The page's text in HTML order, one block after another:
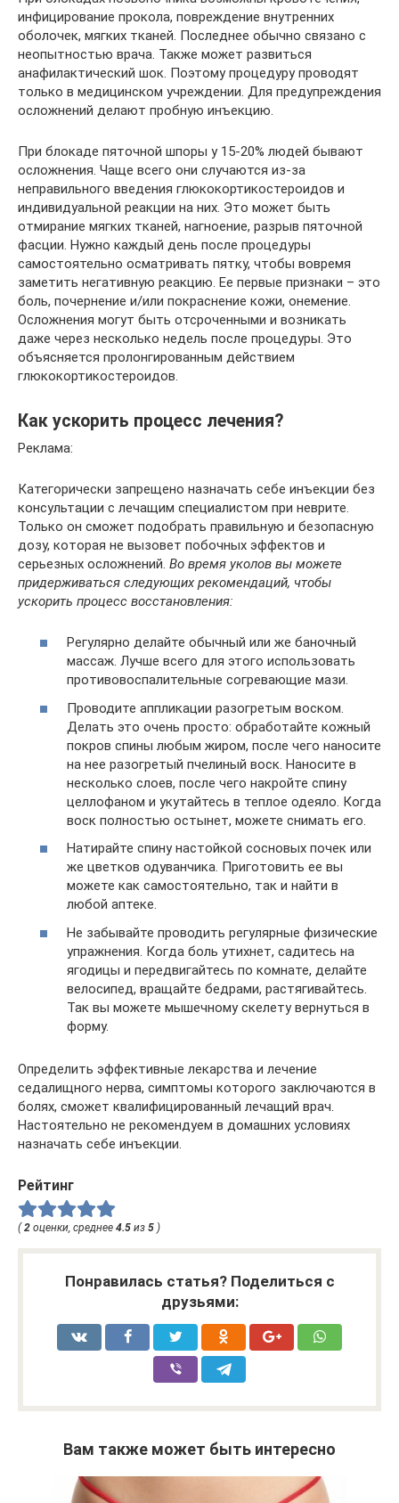
инфицирование прокола, повреждение внутренних
оболочек, мягких тканей. Последнее обычно связано с
неопытностью врача. Также может развиться
анафилактический шок. Поэтому процедуру проводят
только в медицинском учреждении. Для предупреждения
осложнений делают пробную инъекцию.
При блокаде пяточной шпоры у 15-20% людей бывают
осложнения. Чаще всего они случаются из-за
неправильного введения глюкокортикостероидов и
индивидуальной реакции на них. Это может быть
отмирание мягких тканей, нагноение, разрыв пяточной
фасции. Нужно каждый день после процедуры
самостоятельно осматривать пятку, чтобы вовремя
заметить негативную реакцию. Ее первые признаки – это
боль, почернение и/или покраснение кожи, онемение.
Осложнения могут быть отсроченными и возникать
даже через несколько недель после процедуры. Это
объясняется пролонгированным действием
глюкокортикостероидов.
Как ускорить процесс лечения?
Реклама:
Категорически запрещено назначать себе инъекции без
консультации с лечащим специалистом при неврите.
Только он сможет подобрать правильную и безопасную
дозу, которая не вызовет побочных эффектов и
серьезных осложнений. Во время уколов вы можете
придерживаться следующих рекомендаций, чтобы
ускорить процесс восстановления:
Регулярно делайте обычный или же баночный
массаж. Лучше всего для этого использовать
противовоспалительные согревающие мази.
Проводите аппликации разогретым воском.
Делать это очень просто: обработайте кожный
покров спины любым жиром, после чего наносите
на нее разогретый пчелиный воск. Наносите в
несколько слоев, после чего накройте спину
целлофаном и укутайтесь в теплое одеяло. Когда
воск полностью остынет, можете снимать его.
Натирайте спину настойкой сосновых почек или
же цветков одуванчика. Приготовить ее вы
можете как самостоятельно, так и найти в
любой аптеке.
Не забывайте проводить регулярные физические
упражнения. Когда боль утихнет, садитесь на
ягодицы и передвигайтесь по комнате, делайте
велосипед, вращайте бедрами, растягивайтесь.
Так вы можете мышечному скелету вернуться в
форму.
Определить эффективные лекарства и лечение
седалищного нерва, симптомы которого заключаются в
болях, сможет квалифицированный лечащий врач.
Настоятельно не рекомендуем в домашних условиях
назначать себе инъекции.
Рейтинг
(2 оценки, среднее 4.5 из 5 )
Понравилась статья? Поделиться с
друзьями:
Вам также может быть интересно